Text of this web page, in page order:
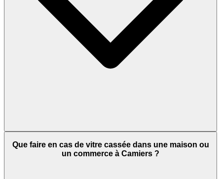
Que faire en cas de vitre cassée dans une maison ou
un commerce à Camiers ?